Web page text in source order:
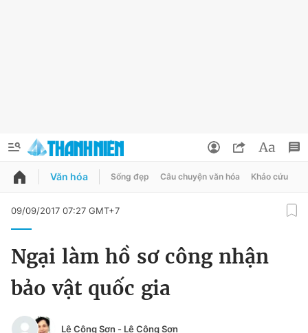
QUẢNG CÁO
Chuyên mục
Đổi mật khẩu
Tin đã lưu
Tin đã xem
Văn hóa Sống đẹp Câu chuyện văn hóa Khảo cứu
09/09/2017 07:27 GMT+7
Ngại làm hồ sơ công nhận
bảo vật quốc gia
Lê Công Sơn - Lê Công Sơn